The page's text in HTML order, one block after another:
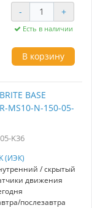
жемчужном цвете,
в любой
оформление
от производителя
качеством
что обеспечивает
выключателя
подходит для
электрических
подходит
современный и
Выбор IGK BRITE
в вашем
- +
Есть в наличии
В корзину
BASE
MS10-N-150-05-
K36
(ИЭК)
/ скрытый
движения
послезавтра